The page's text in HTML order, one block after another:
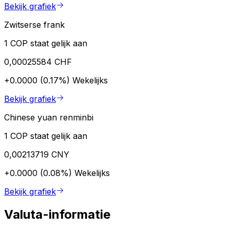
Bekijk grafiek
Zwitserse frank
1 COP staat gelijk aan
0,00025584 CHF
+0.0000 (0.17%) Wekelijks
Bekijk grafiek
Chinese yuan renminbi
1 COP staat gelijk aan
0,00213719 CNY
+0.0000 (0.08%) Wekelijks
Bekijk grafiek
Valuta-informatie